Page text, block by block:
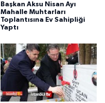
Başkan Aksu Nisan Ayı
Mahalle Muhtarları
Toplantısına Ev Sahipliği
Yaptı